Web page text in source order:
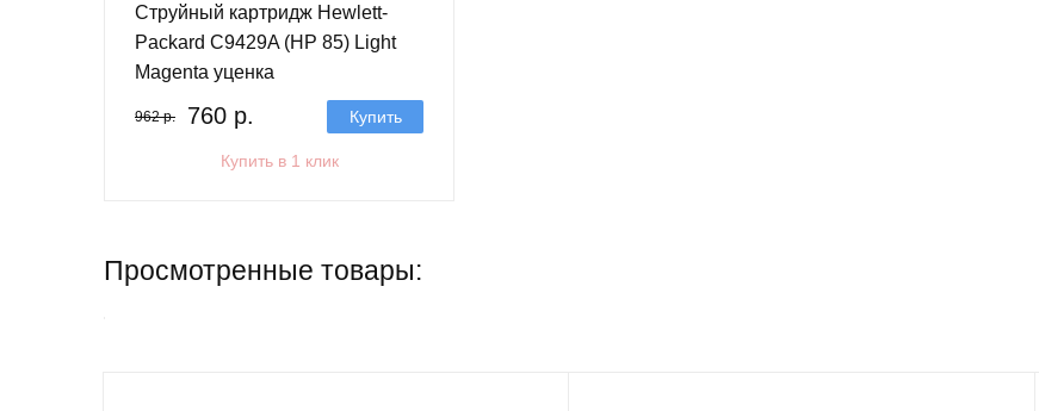
Струйный картридж Hewlett-
Packard C9429A (HP 85) Light
Magenta уценка
962 р. 760 р. Купить
Купить в 1 клик
Просмотренные товары: